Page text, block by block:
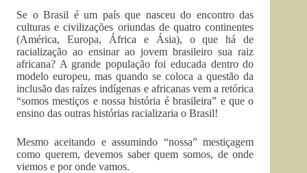
Se o Brasil é um país que nasceu do encontro das
culturas e civilizações oriundas de quatro continentes
(América, Europa, África e Ásia), o que há de
racialização ao ensinar ao jovem brasileiro sua raiz
africana? A grande população foi educada dentro do
modelo europeu, mas quando se coloca a questão da
inclusão das raízes indígenas e africanas vem a retórica
“somos mestiços e nossa história é brasileira” e que o
ensino das outras histórias racializaria o Brasil!
Mesmo aceitando e assumindo “nossa” mestiçagem
como querem, devemos saber quem somos, de onde
viemos e por onde vamos.